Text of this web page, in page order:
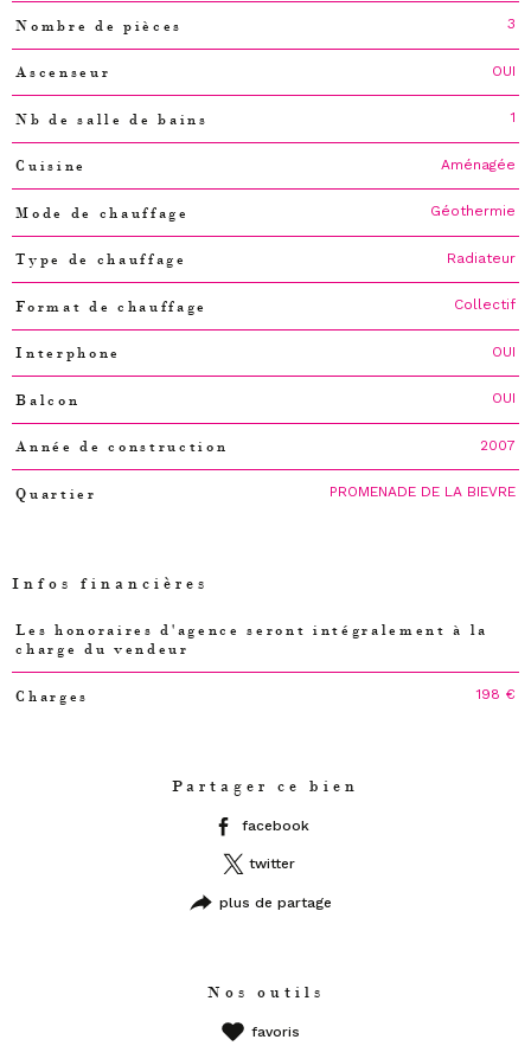
Nombre de pièces 3
Ascenseur OUI
Nb de salle de bains 1
Cuisine Aménagée
Mode de chauffage Géothermie
Type de chauffage Radiateur
Format de chauffage Collectif
Interphone OUI
Balcon OUI
Année de construction 2007
Quartier PROMENADE DE LA BIEVRE
Infos financières
Caractéristiques Valeurs
Les honoraires d'agence seront intégralement à la
charge du vendeur
Charges 198 €
Partager ce bien
facebook
twitter
plus de partage
Nos outils
favoris